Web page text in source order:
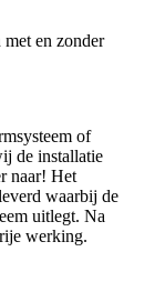
en zonder
of
de installatie
naar! Het
waarbij de
uitlegt. Na
werking.